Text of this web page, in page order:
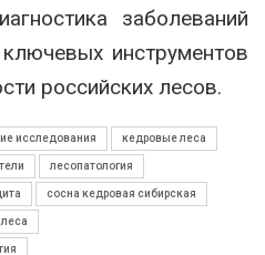
заболеваний
инструментов
российских лесов.
исследования кедровые леса
лесопатология
сосна кедровая сибирская